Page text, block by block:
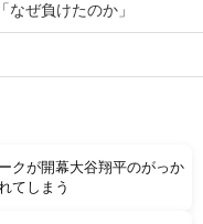
ぜ負けたのか」
クが開幕大谷翔平のがっか
てしまう